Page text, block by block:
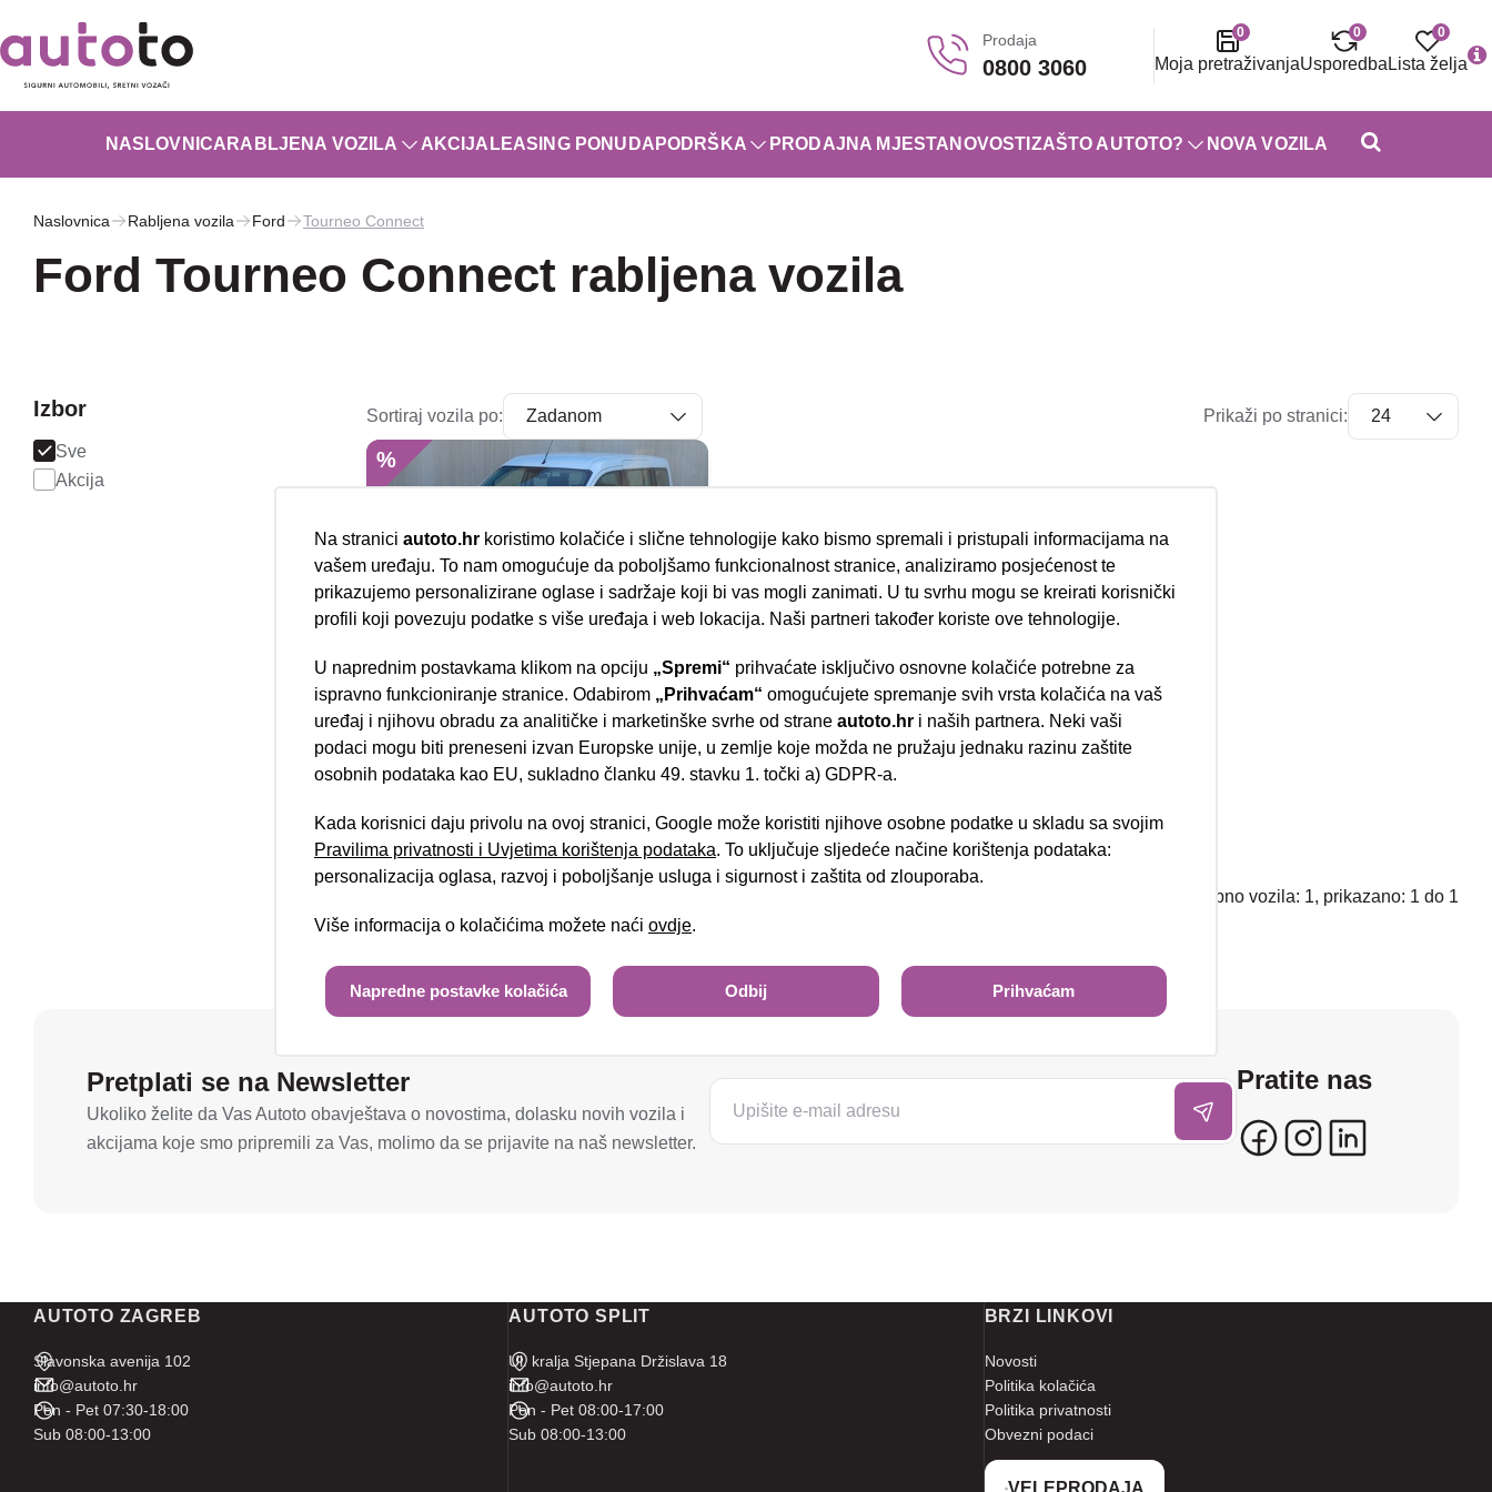
Prodaja
0800 3060
0
Moja pretraživanja
0
Usporedba
0
Lista želja
NASLOVNICA RABLJENA VOZILA AKCIJA LEASING PONUDA PODRŠKA PRODAJNA MJESTA NOVOSTI ZAŠTO AUTOTO? NOVA VOZILA
Naslovnica Rabljena vozila Ford Tourneo Connect
Ford Tourneo Connect rabljena vozila
Izbor
Sve
Akcija
Sortiraj vozila po: Prikaži po stranici:
%
Ford Tourneo Connect
Grand 1.5 TDCI (7 sjedala)
05/2016
127.112 km
Diesel
Jamstvo
13.300,00 €
Ukupno vozila: 1, prikazano: 1 do 1
Pretplati se na Newsletter
Ukoliko želite da Vas Autoto obavještava o novostima, dolasku novih vozila i
akcijama koje smo pripremili za Vas, molimo da se prijavite na naš newsletter.
Pratite nas
AUTOTO ZAGREB
Slavonska avenija 102
info@autoto.hr
Pon - Pet 07:30-18:00
Sub 08:00-13:00
AUTOTO SPLIT
Ul. kralja Stjepana Držislava 18
info@autoto.hr
Pon - Pet 08:00-17:00
Sub 08:00-13:00
BRZI LINKOVI
Novosti
Politika kolačića
Politika privatnosti
Obvezni podaci
Nova lokacija - Slavonska avenija 102, Resnik
Traži
Na stranici autoto.hr koristimo kolačiće i slične tehnologije kako bismo spremali i pristupali informacijama na
vašem uređaju. To nam omogućuje da poboljšamo funkcionalnost stranice, analiziramo posjećenost te
prikazujemo personalizirane oglase i sadržaje koji bi vas mogli zanimati. U tu svrhu mogu se kreirati korisnički
profili koji povezuju podatke s više uređaja i web lokacija. Naši partneri također koriste ove tehnologije.
U naprednim postavkama klikom na opciju „Spremi“ prihvaćate isključivo osnovne kolačiće potrebne za
ispravno funkcioniranje stranice. Odabirom „Prihvaćam“ omogućujete spremanje svih vrsta kolačića na vaš
uređaj i njihovu obradu za analitičke i marketinške svrhe od strane autoto.hr i naših partnera. Neki vaši
podaci mogu biti preneseni izvan Europske unije, u zemlje koje možda ne pružaju jednaku razinu zaštite
osobnih podataka kao EU, sukladno članku 49. stavku 1. točki a) GDPR-a.
Kada korisnici daju privolu na ovoj stranici, Google može koristiti njihove osobne podatke u skladu sa svojim
Pravilima privatnosti i Uvjetima korištenja podataka. To uključuje sljedeće načine korištenja podataka:
personalizacija oglasa, razvoj i poboljšanje usluga i sigurnost i zaštita od zlouporaba.
Više informacija o kolačićima možete naći ovdje.
Napredne postavke kolačića Odbij Prihvaćam